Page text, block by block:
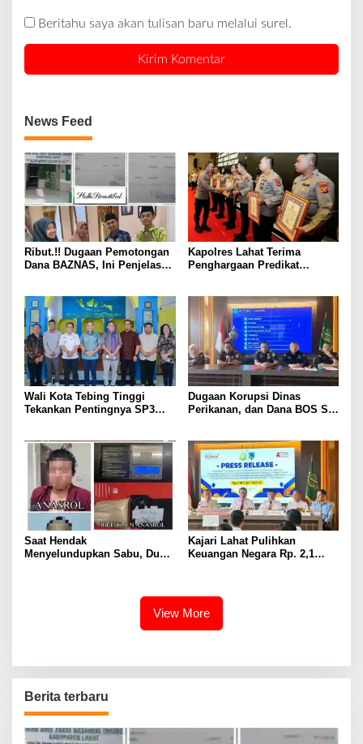
Beritahu saya akan tulisan baru melalui surel.
News Feed
Ribut.!! Dugaan Pemotongan
Dana BAZNAS, Ini Penjelasan
Kapolres Lahat Terima
Penghargaan Predikat
Wali Kota Tebing Tinggi
Tekankan Pentingnya SP3
Dugaan Korupsi Dinas
Perikanan, dan Dana BOS SD
Saat Hendak
Menyelundupkan Sabu, Dua
Kajari Lahat Pulihkan
Keuangan Negara Rp. 2,1
View More
Berita terbaru